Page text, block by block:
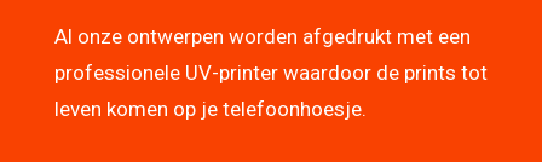
Al onze ontwerpen worden afgedrukt met een
professionele UV-printer waardoor de prints tot
leven komen op je telefoonhoesje.